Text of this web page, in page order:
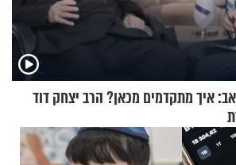
איך מתקדמים מכאן? הרב יצחק דוד